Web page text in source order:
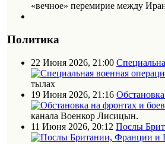
«вечное» перемирие между
Политика
22 Июня 2026, 21:00
тылах
19 Июня 2026, 21:16
канала Военкор Лисицын.
11 Июня 2026, 20:12 Послы